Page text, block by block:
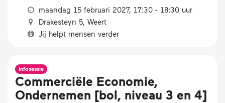
maandag 15 februari 2027, 17:30 - 18:30 uur
Drakesteyn 5, Weert
Jij helpt mensen verder
Infosessie
Commerciële Economie,
Ondernemen [bol, niveau 3 en 4]